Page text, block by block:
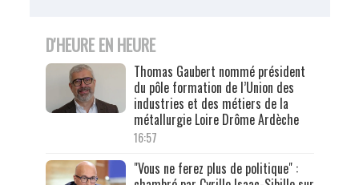
D'HEURE EN HEURE
Thomas Gaubert nommé président
du pôle formation de l’Union des
industries et des métiers de la
métallurgie Loire Drôme Ardèche
16:57
"Vous ne ferez plus de politique" :